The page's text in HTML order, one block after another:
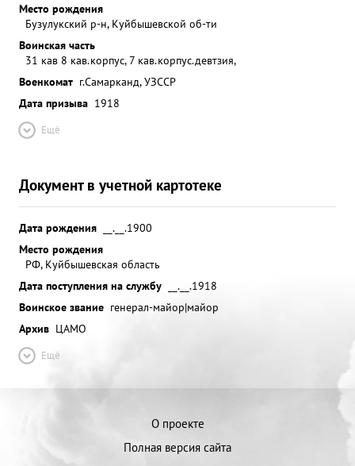
Место рождения
Бузулукский р-н, Куйбышевской об-ти
Воинская часть
31 кав 8 кав.корпус, 7 кав.корпус.девтзия,
Военкомат г.Самарканд, УЗССР
Дата призыва 1918
Ещё
Документ в учетной картотеке
Дата рождения
__.__.1900
Место рождения
РФ, Куйбышевская область
Дата поступления на службу
__.__.1918
Воинское звание генерал-майор|майор
Архив ЦАМО
Ещё
О проекте
Полная версия сайта